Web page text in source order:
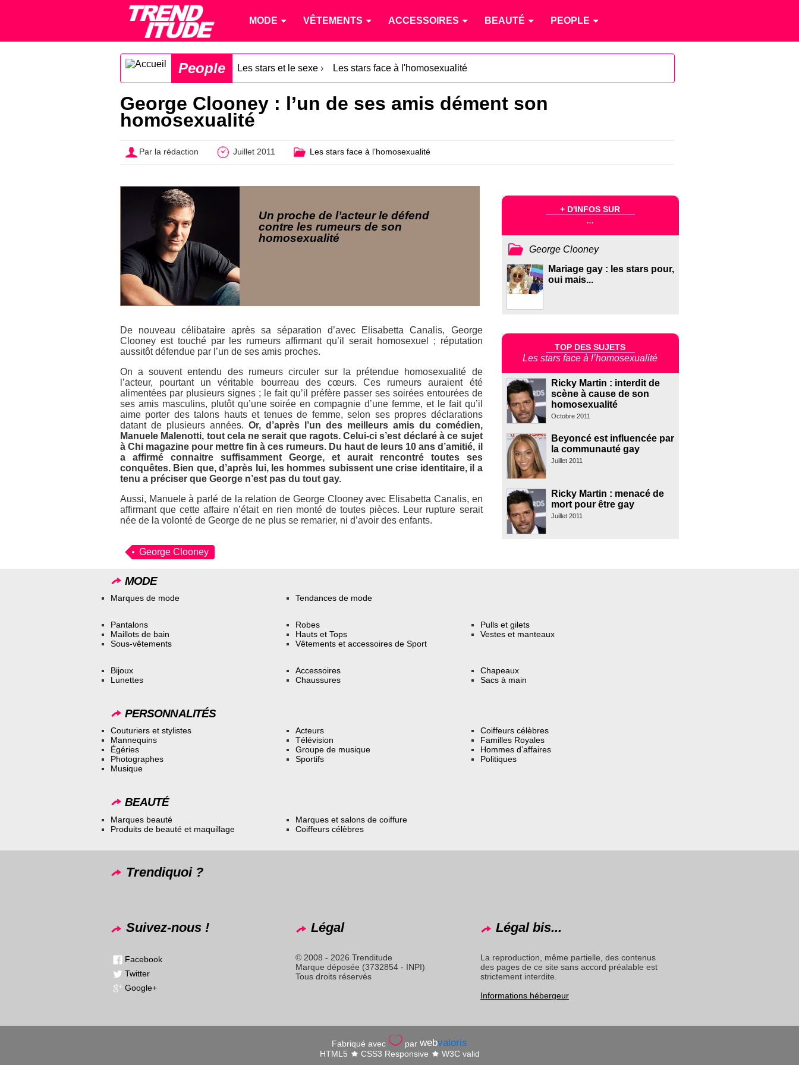
MODE VÊTEMENTS ACCESSOIRES BEAUTÉ PEOPLE
People Les stars et le sexe › Les stars face à l'homosexualité
George Clooney : l’un de ses amis dément son
homosexualité
Par la rédaction Juillet 2011 Les stars face à l’homosexualité
Un proche de l’acteur le défend
contre les rumeurs de son
homosexualité
De nouveau célibataire après sa séparation d’avec Elisabetta Canalis, George
Clooney est touché par les rumeurs affirmant qu’il serait homosexuel ; réputation
aussitôt défendue par l’un de ses amis proches.
On a souvent entendu des rumeurs circuler sur la prétendue homosexualité de
l’acteur, pourtant un véritable bourreau des cœurs. Ces rumeurs auraient été
alimentées par plusieurs signes ; le fait qu’il préfère passer ses soirées entourées de
ses amis masculins, plutôt qu’une soirée en compagnie d’une femme, et le fait qu’il
aime porter des talons hauts et tenues de femme, selon ses propres déclarations
datant de plusieurs années. Or, d’après l’un des meilleurs amis du comédien,
Manuele Malenotti, tout cela ne serait que ragots. Celui-ci s’est déclaré à ce sujet
à Chi magazine pour mettre fin à ces rumeurs. Du haut de leurs 10 ans d’amitié, il
a affirmé connaitre suffisamment George, et aurait rencontré toutes ses
conquêtes. Bien que, d’après lui, les hommes subissent une crise identitaire, il a
tenu a préciser que George n’est pas du tout gay.
Aussi, Manuele à parlé de la relation de George Clooney avec Elisabetta Canalis, en
affirmant que cette affaire n’était en rien monté de toutes pièces. Leur rupture serait
née de la volonté de George de ne plus se remarier, ni d’avoir des enfants.
George Clooney
+ D'INFOS SUR
...
George Clooney
Mariage gay : les stars pour,
oui mais...
TOP DES SUJETS
Les stars face à l’homosexualité
Ricky Martin : interdit de
scène à cause de son
homosexualité
Octobre 2011
Beyoncé est influencée par
la communauté gay
Juillet 2011
Ricky Martin : menacé de
mort pour être gay
Juillet 2011
MODE
Marques de mode Tendances de mode
Pantalons
Maillots de bain
Sous-vêtements
Robes
Hauts et Tops
Vêtements et accessoires de Sport
Pulls et gilets
Vestes et manteaux
Bijoux
Lunettes
Accessoires
Chaussures
Chapeaux
Sacs à main
PERSONNALITÉS
Couturiers et stylistes
Mannequins
Égéries
Photographes
Musique
Acteurs
Télévision
Groupe de musique
Sportifs
Coiffeurs célèbres
Familles Royales
Hommes d’affaires
Politiques
BEAUTÉ
Marques beauté
Produits de beauté et maquillage
Marques et salons de coiffure
Coiffeurs célèbres
Trendiquoi ?
Suivez-nous !
Facebook
Twitter
Google+
Légal
© 2008 - 2026 Trenditude
Marque déposée (3732854 - INPI)
Tous droits réservés
Légal bis...
La reproduction, même partielle, des contenus
des pages de ce site sans accord préalable est
strictement interdite.
Informations hébergeur
Fabriqué avec par webvaloris
HTML5 CSS3 Responsive W3C valid